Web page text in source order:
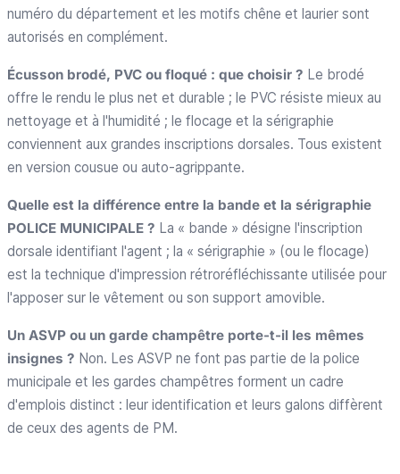
numéro du département et les motifs chêne et laurier sont
autorisés en complément.
Écusson brodé, PVC ou floqué : que choisir ? Le brodé
offre le rendu le plus net et durable ; le PVC résiste mieux au
nettoyage et à l'humidité ; le flocage et la sérigraphie
conviennent aux grandes inscriptions dorsales. Tous existent
en version cousue ou auto-agrippante.
Quelle est la différence entre la bande et la sérigraphie
POLICE MUNICIPALE ? La « bande » désigne l'inscription
dorsale identifiant l'agent ; la « sérigraphie » (ou le flocage)
est la technique d'impression rétroréfléchissante utilisée pour
l'apposer sur le vêtement ou son support amovible.
Un ASVP ou un garde champêtre porte-t-il les mêmes
insignes ? Non. Les ASVP ne font pas partie de la police
municipale et les gardes champêtres forment un cadre
d'emplois distinct : leur identification et leurs galons diffèrent
de ceux des agents de PM.